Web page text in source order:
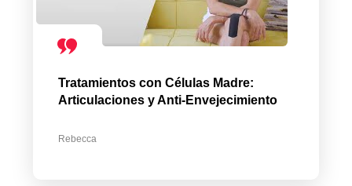
Tratamientos con Células Madre:
Articulaciones y Anti-Envejecimiento
Rebecca